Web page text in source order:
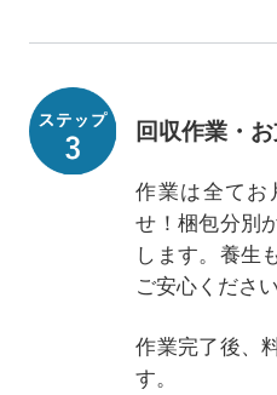
回収作業・
作業は全てお
せ！梱包分別
します。養生
ご安心ください
作業完了後、
す。